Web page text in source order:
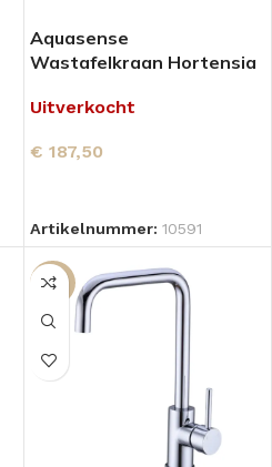
Aquasense
Wastafelkraan Hortensia
Uitverkocht
€ 187,50
Artikelnummer: 10591
-21%